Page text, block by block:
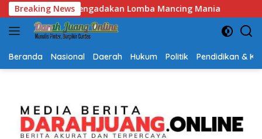
Langsung
ke
konten
Breaking News
Mania Semarak HUT RI dan Hari Jadi Kalsel,
Beranda Nasional Daerah Hukum Politik Pendidikan &